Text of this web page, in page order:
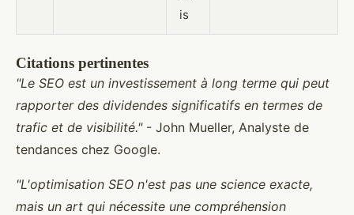
is
Citations pertinentes
"Le SEO est un investissement à long terme qui peut
rapporter des dividendes significatifs en termes de
trafic et de visibilité."- John Mueller, Analyste de
tendances chez Google.
"L'optimisation SEO n'est pas une science exacte,
mais un art qui nécessite une compréhension